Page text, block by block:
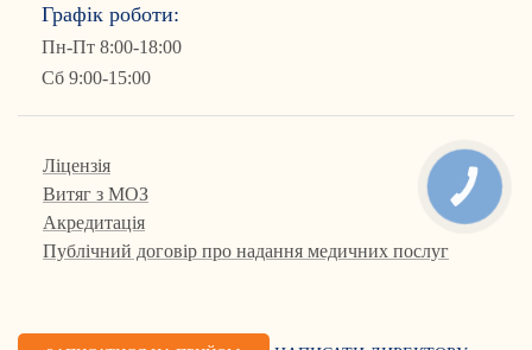
Графік роботи:
Пн-Пт 8:00-18:00
Сб 9:00-15:00
Ліцензія
Витяг з МОЗ
Акредитація
Публічний договір про надання медичних послуг
КНОПКА
ЗВ'ЯЗКУ